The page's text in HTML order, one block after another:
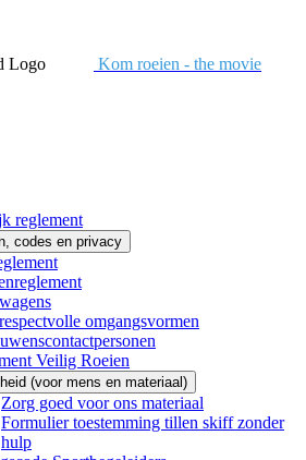
Kom roeien - the movie
reglement
codes en privacy
omgangsvormen
Veilig Roeien
(voor mens en materiaal)
Zorg goed voor ons materiaal
Formulier toestemming tillen skiff zonder
hulp